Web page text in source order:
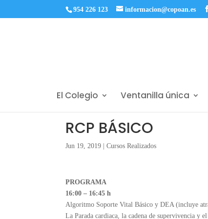
954 226 123 informacion@copoan.es
El Colegio Ventanilla única
RCP BÁSICO
Jun 19, 2019 |Cursos Realizados
PROGRAMA
16:00 – 16:45 h
Algoritmo Soporte Vital Básico y DEA (incluye
La Parada cardiaca, la cadena de supervivencia y